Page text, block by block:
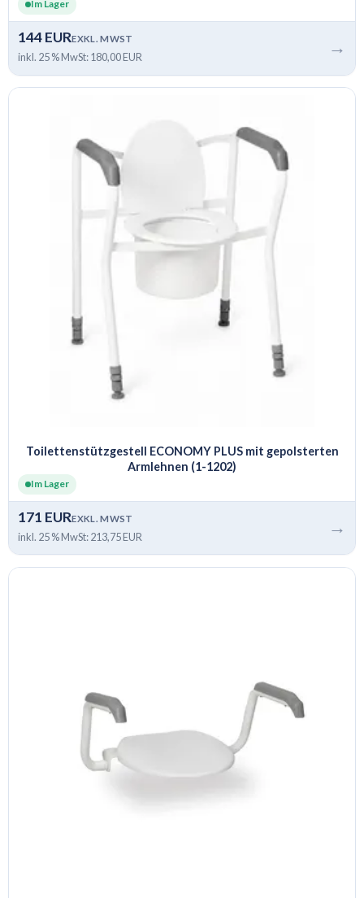
Im Lager
144 EUREXKL. MWST
inkl. 25 % MwSt: 180,00 EUR →
Toilettenstützgestell ECONOMY PLUS mit gepolsterten
Armlehnen (1-1202)
Im Lager
171 EUREXKL. MWST
inkl. 25 % MwSt: 213,75 EUR →